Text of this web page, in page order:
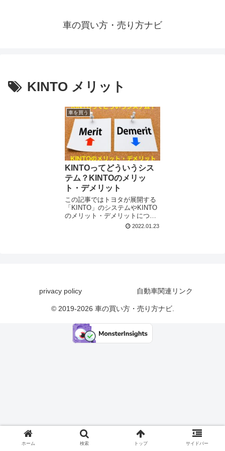
車の買い方・売り方ナビ
KINTO メリット
車を買う
KINTOってどういうシス
テム？KINTOのメリッ
ト・デメリット
この記事ではトヨタが展開する
「KINTO」のシステムやKINTO
のメリット・デメリットについ
て解説しています。 任意保険を
2022.01.23
privacy policy 自動車関連リンク
© 2019-2026 車の買い方・売り方ナビ.
ホーム 検索 トップ サイドバー